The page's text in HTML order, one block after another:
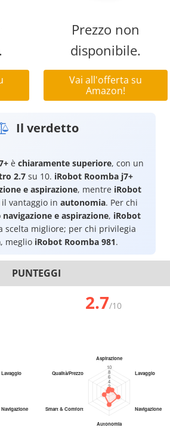
Prezzo non
disponibile.
Vai all'offerta su
Amazon!
Il verdetto
è chiaramente superiore, con un
2.7su 10. iRobot Roomba j7+
e aspirazione, mentre iRobot
il vantaggio in autonomia. Per chi
navigazione e aspirazione, iRobot
scelta migliore; per chi privilegia
, meglio iRobot Roomba 981.
PUNTEGGI
2.7/10